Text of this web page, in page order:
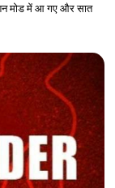
मोड में आ गए और सात